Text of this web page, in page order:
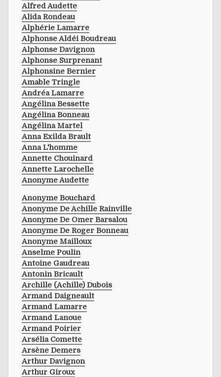
Alfred Audette
Alida Rondeau
Alphérie Lamarre
Alphonse Aldéi Boudreau
Alphonse Davignon
Alphonse Surprenant
Alphonsine Bernier
Amable Tringle
Andréa Lamarre
Angélina Bessette
Angélina Bonneau
Angélina Martel
Anna Exilda Brault
Anna L'homme
Annette Chouinard
Annette Larochelle
Anonyme Audette
Anonyme Bouchard
Anonyme De Achille Rainville
Anonyme De Omer Barsalou
Anonyme De Roger Bonneau
Anonyme Mailloux
Anselme Poulin
Antoine Gaudreau
Antonin Bricault
Archille (achille) Dubois
Armand Daigneault
Armand Lamarre
Armand Lanoue
Armand Poirier
Arsélia Comette
Arsène Demers
Arthur Davignon
Arthur Giroux